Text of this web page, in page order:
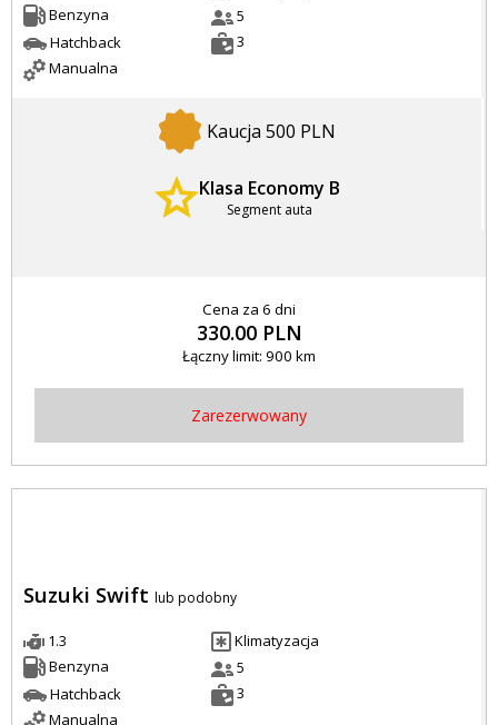
Benzyna
Hatchback
Manualna
5
3
Kaucja 500 PLN
Klasa Economy B
Segment auta
Cena za 6 dni
330.00 PLN
Łączny limit: 900 km
Zarezerwowany
Suzuki Swift lub podobny
1.3
Benzyna
Hatchback
Manualna
Klimatyzacja
5
3